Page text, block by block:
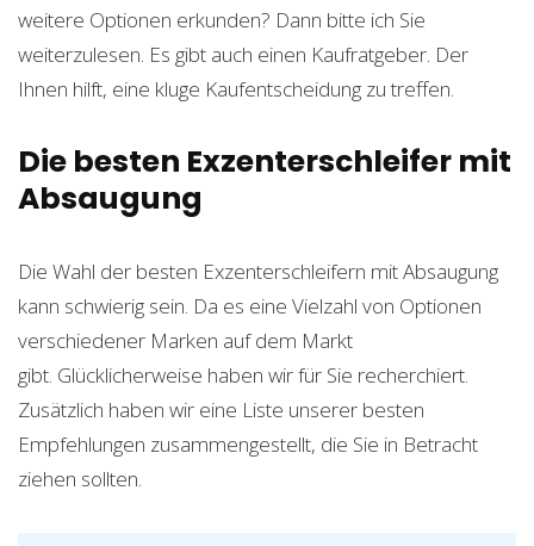
weitere Optionen erkunden? Dann bitte ich Sie
weiterzulesen. Es gibt auch einen Kaufratgeber. Der
Ihnen hilft, eine kluge Kaufentscheidung zu treffen.
Die besten Exzenterschleifer mit
Absaugung
Die Wahl der besten Exzenterschleifern mit Absaugung
kann schwierig sein. Da es eine Vielzahl von Optionen
verschiedener Marken auf dem Markt
gibt. Glücklicherweise haben wir für Sie recherchiert.
Zusätzlich haben wir eine Liste unserer besten
Empfehlungen zusammengestellt, die Sie in Betracht
ziehen sollten.